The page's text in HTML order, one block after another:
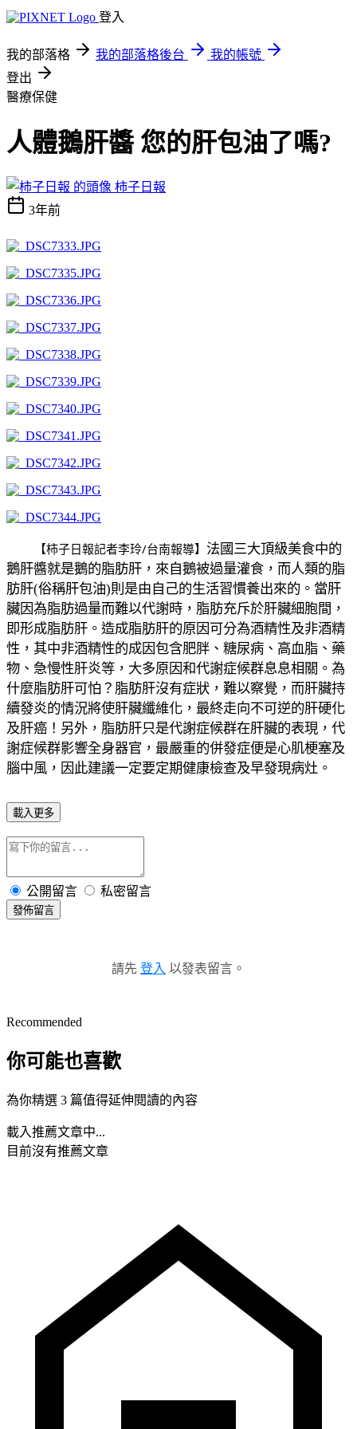
登入
我的部落格 我的部落格後台
我的帳號
登出
醫療保健
人體鵝肝醬 您的肝包油了嗎?
柿子日報
3年前
【柿子日報記者李玲/台南報導】 法國三大頂級美食中的
鵝肝醬就是鵝的脂肪肝，來自鵝被過量灌食，而人類的脂
肪肝(俗稱肝包油)則是由自己的生活習慣養出來的。當肝
臟因為脂肪過量而難以代謝時，脂肪充斥於肝臟細胞間，
即形成脂肪肝。造成脂肪肝的原因可分為酒精性及非酒精
性，其中非酒精性的成因包含肥胖、糖尿病、高血脂、藥
物、急慢性肝炎等，大多原因和代謝症候群息息相關。為
什麼脂肪肝可怕？脂肪肝沒有症狀，難以察覺，而肝臟持
續發炎的情況將使肝臟纖維化，最終走向不可逆的肝硬化
及肝癌！另外，脂肪肝只是代謝症候群在肝臟的表現，代
謝症候群影響全身器官，最嚴重的併發症便是心肌梗塞及
腦中風，因此建議一定要定期健康檢查及早發現病灶。
載入更多
公開留言 私密留言
發佈留言
請先 登入 以發表留言。
Recommended
你可能也喜歡
為你精選 3 篇值得延伸閱讀的內容
載入推薦文章中...
目前沒有推薦文章